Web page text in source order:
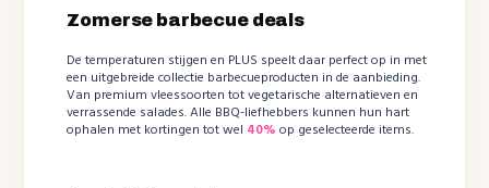
Zomerse barbecue deals
De temperaturen stijgen en PLUS speelt daar perfect op in met
een uitgebreide collectie barbecueproducten in de aanbieding.
Van premium vleessoorten tot vegetarische alternatieven en
verrassende salades. Alle BBQ-liefhebbers kunnen hun hart
ophalen met kortingen tot wel 40% op geselecteerde items.